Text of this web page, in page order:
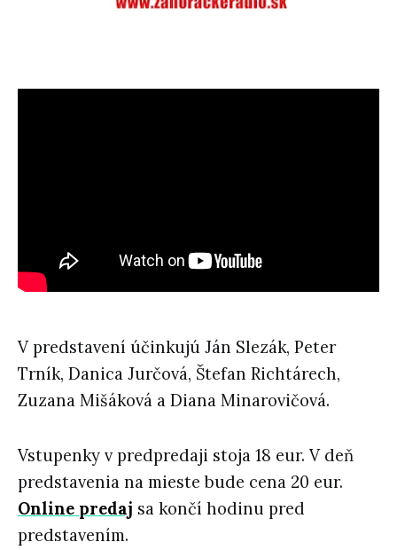
V predstavení účinkujú Ján Slezák, Peter
Trník, Danica Jurčová, Štefan Richtárech,
Zuzana Mišáková a Diana Minarovičová.
Vstupenky v predpredaji stoja 18 eur. V deň
predstavenia na mieste bude cena 20 eur.
Online predaj sa končí hodinu pred
predstavením.